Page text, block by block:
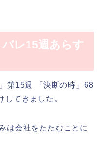
レ15週あらす
第15週 「決断の時」68
してきました。
は会社をたたむことに